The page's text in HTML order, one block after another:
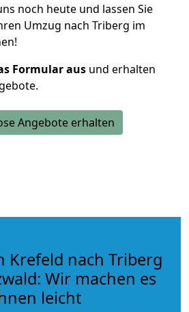
noch heute und lassen Sie
Umzug nach Triberg im
Formular aus und erhalten
Angebote erhalten
Krefeld nach Triberg
Wir machen es
leicht